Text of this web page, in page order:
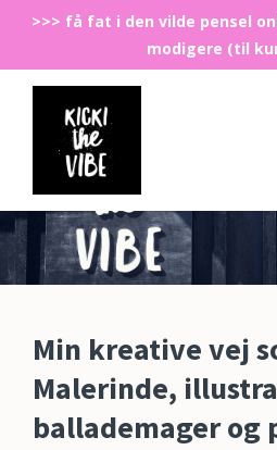
>>> få fat i den vilde pensel
modigere (til
Min kreative vej
Malerinde,
ballademager og